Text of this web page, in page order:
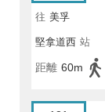
往 美孚
堅拿道西 站
距離 60m